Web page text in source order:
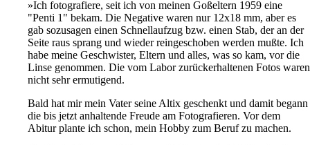
»Ich fotografiere, seit ich von meinen Goßeltern 1959 eine
"Penti 1" bekam. Die Negative waren nur 12x18 mm, aber es
gab sozusagen einen Schnellaufzug bzw. einen Stab, der an der
Seite raus sprang und wieder reingeschoben werden mußte. Ich
habe meine Geschwister, Eltern und alles, was so kam, vor die
Linse genommen. Die vom Labor zurückerhaltenen Fotos waren
nicht sehr ermutigend.
Bald hat mir mein Vater seine Altix geschenkt und damit begann
die bis jetzt anhaltende Freude am Fotografieren. Vor dem
Abitur plante ich schon, mein Hobby zum Beruf zu machen.